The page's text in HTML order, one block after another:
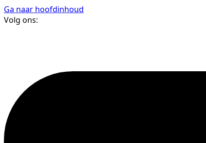
Ga naar hoofdinhoud
Volg ons: